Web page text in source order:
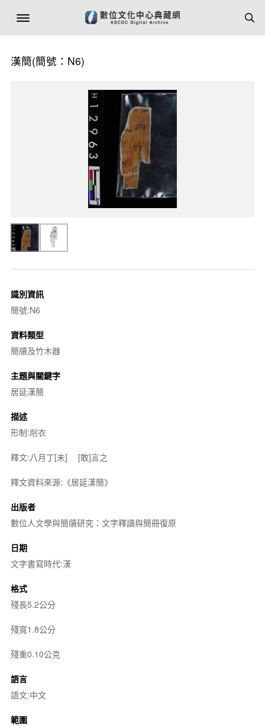
漢簡(簡號：N6)
識別資訊
簡號:N6
資料類型
簡牘及竹木器
主題與關鍵字
居延漢簡
描述
形制:削衣
釋文:八月丁[未] [敢]言之
釋文資料來源:《居延漢簡》
出版者
數位人文學與簡牘研究：文字釋讀與簡冊復原
日期
文字書寫時代:漢
格式
殘長5.2公分
殘寬1.8公分
殘重0.10公克
語言
語文:中文
範圍